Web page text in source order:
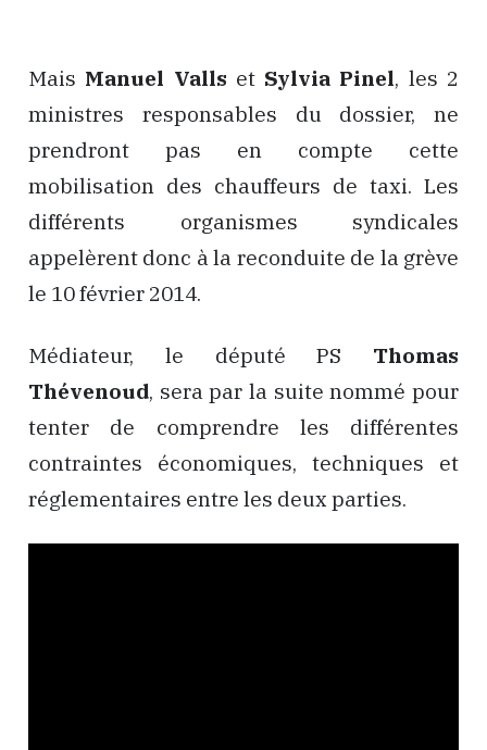
Mais Manuel Valls et Sylvia Pinel, les 2
ministres responsables du dossier, ne
prendront pas en compte cette
mobilisation des chauffeurs de taxi. Les
différents organismes syndicales
appelèrent donc à la reconduite de la grève
le 10 février 2014.
Médiateur, le député PS Thomas
Thévenoud, sera par la suite nommé pour
tenter de comprendre les différentes
contraintes économiques, techniques et
réglementaires entre les deux parties.